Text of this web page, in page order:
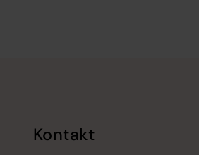
Kontakt